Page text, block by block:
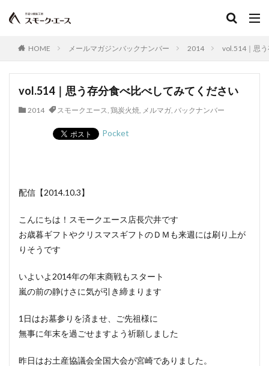
HOME メールマガジンバックナンバー 2014 vol.514｜思
vol.514｜思う存分食べ比べしてみてください
2014 スモークエース, 鶏炭火焼, メルマガ, バックナンバー
Pocket
配信【2014.10.3】
こんにちは！スモークエース店長穴井です
お歳暮ギフトやクリスマスギフトのＤＭも来週には刷り上が
りそうです
いよいよ2014年の年末商戦もスタート
嵐の前の静けさに気が引き締まります
1日はお墓参りを済ませ、ご先祖様に
無事に年末を過ごせますよう祈願しました
昨日はお土産協議会全国大会が宮崎でありました。